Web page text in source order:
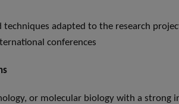
techniques adapted to the research
conferences
or molecular biology with a strong